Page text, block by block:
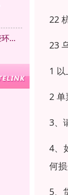
航空托运的行李在运输过程中会经过哪些环节？
22
23
1
2 单
3、
4、
何
5、